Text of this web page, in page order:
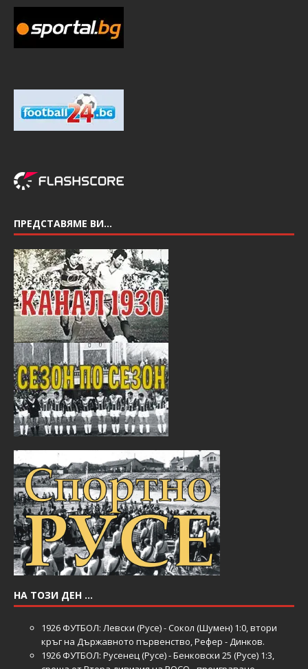
ПРЕДСТАВЯМЕ ВИ…
НА ТОЗИ ДЕН …
1926 ФУТБОЛ: Левски (Русе) - Сокол (Шумен) 1:0, втори
кръг на Държавното първенство, Рефер - Динков.
1926 ФУТБОЛ: Русенец (Русе) - Бенковски 25 (Русе) 1:3,